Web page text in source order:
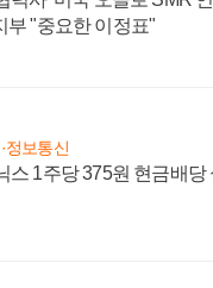
부 "중요한 이정표"
정보통신
스 1주당 375원 현금배